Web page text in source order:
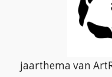
jaarthema van